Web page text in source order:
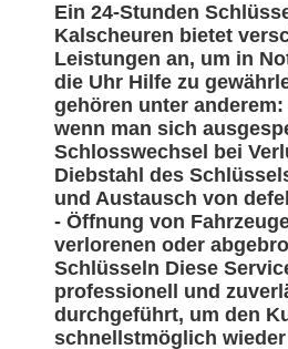
Ein 24-Stunden
Kalscheuren bietet
Leistungen an, um in
die Uhr Hilfe zu
gehören unter
wenn man sich
Schlosswechsel bei
Diebstahl des
und Austausch von
- Öffnung von
verlorenen oder
Schlüsseln Diese
professionell und
durchgeführt, um den
schnellstmöglich